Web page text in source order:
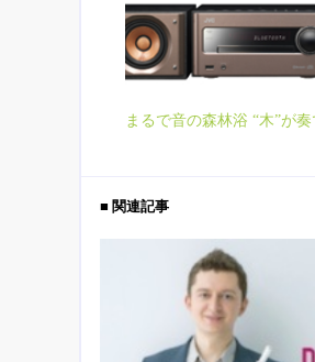
まるで音の森林浴 “木”が
■ 関連記事